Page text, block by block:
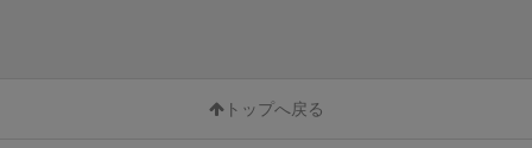
トップへ戻る